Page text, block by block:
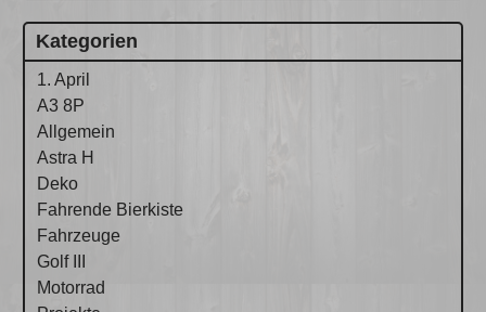
Kategorien
1. April
A3 8P
Allgemein
Astra H
Deko
Fahrende Bierkiste
Fahrzeuge
Golf III
Motorrad